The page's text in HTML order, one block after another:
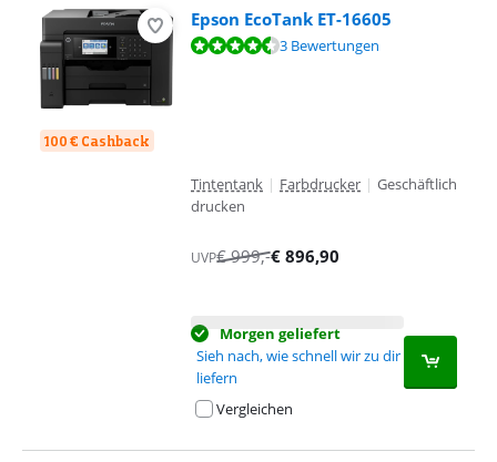
100 € Cashback
Epson EcoTank ET-16605
Bewertet mit 9,1 von 10, basierend auf 3 Bewertungen.
3 Bewertungen
Tintentank | Farbdrucker | Geschäftlich
drucken
UVP€999,-€ 896,90
Morgen geliefert
Sieh nach, wie schnell wir zu dir
liefern
Vergleichen